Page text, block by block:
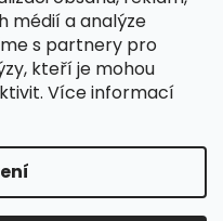
médií a analýze
s partnery pro
kteří je mohou
Více informací
Shoptet